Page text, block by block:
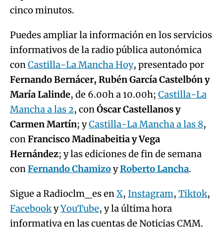
cinco minutos.
Puedes ampliar la información en los servicios
informativos de la radio pública autonómica
conCastilla-La Mancha Hoy, presentado por
Fernando Bernácer, Rubén García Castelbón y
María Lalinde, de 6.00h a 10.00h; Castilla-La
Mancha a las 2, conÓscar Castellanos y
Carmen Martín; yCastilla-La Mancha a las 8,
conFrancisco Madinabeitia y Vega
Hernández; y las ediciones de fin de semana
conFernando ChamizoyRoberto Lancha.
Sigue a Radioclm_es enX, Instagram, Tiktok,
FacebookyYouTube, y la última hora
informativa en las cuentas de Noticias CMM.